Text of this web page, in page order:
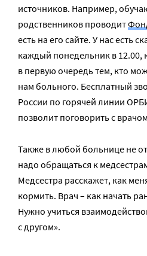
источников. Например,
родственников проводит
есть на его сайте. У нас есть
каждый понедельник в 12.00,
в первую очередь тем, кто
нам больного. Бесплатный
России по горячей линии
позволит поговорить с
Также в любой больнице не
надо обращаться к
Медсестра расскажет, как
кормить. Врач – как начать
Нужно учиться
с другом».